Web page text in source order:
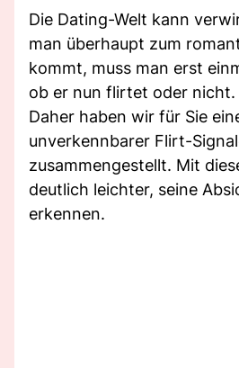
Die Dating-Welt kann
man überhaupt zum
kommt, muss man erst
ob er nun flirtet oder nicht.
Daher haben wir für Sie
unverkennbarer Flirt-
zusammengestellt. Mit
deutlich leichter, seine
erkennen.